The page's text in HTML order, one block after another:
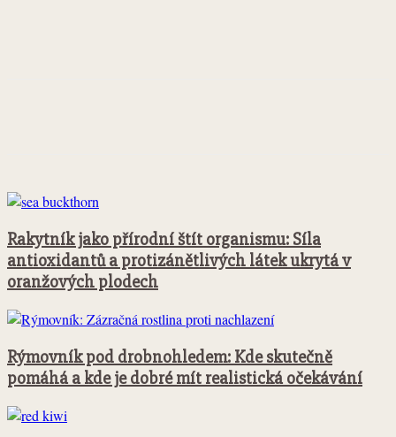
Rakytník jako přírodní štít organismu: Síla
antioxidantů a protizánětlivých látek ukrytá v
oranžových plodech
Rýmovník pod drobnohledem: Kde skutečně
pomáhá a kde je dobré mít realistická očekávání